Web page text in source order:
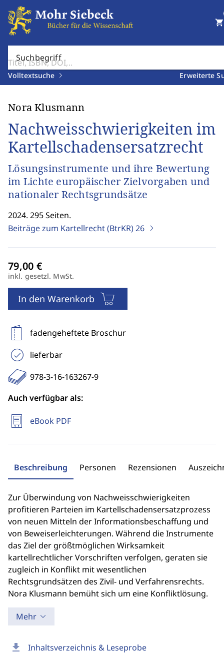
Suchbegriff
Volltextsuche Erweiterte
shopping_cart
download Inhaltsverzeichnis & Leseprobe
Nora Klusmann
Nachweisschwierigkeiten im
Kartellschadensersatzrecht
Lösungsinstrumente und ihre Bewertung
im Lichte europäischer Zielvorgaben und
nationaler Rechtsgrundsätze
2024. 295 Seiten.
Beiträge zum Kartellrecht (BtrKR)26
inkl. gesetzl. MwSt.
In den Warenkorb
fadengeheftete Broschur
lieferbar
978-3-16-163267-9
Auch verfügbar als:
eBook PDF
Beschreibung Personen Rezensionen
Zur Überwindung von Nachweisschwierigkeiten
profitieren Parteien im Kartellschadensersatzprozess
von neuen Mitteln der Informationsbeschaffung und
von Beweiserleichterungen. Während die Instrumente
das Ziel der größtmöglichen Wirksamkeit
kartellrechtlicher Vorschriften verfolgen, geraten sie
zugleich in Konflikt mit wesentlichen
Rechtsgrundsätzen des Zivil- und Verfahrensrechts.
Nora Klusmann bemüht sich um eine Konfliktlösung.
Mehr